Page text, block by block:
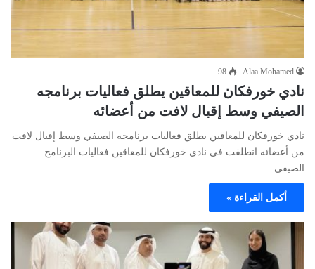
Alaa Mohamed
98
نادي خورفكان للمعاقين يطلق فعاليات برنامجه
الصيفي وسط إقبال لافت من أعضائه
نادي خورفكان للمعاقين يطلق فعاليات برنامجه الصيفي وسط إقبال لافت
من أعضائه انطلقت في نادي خورفكان للمعاقين فعاليات البرنامج
الصيفي…
أكمل القراءة »